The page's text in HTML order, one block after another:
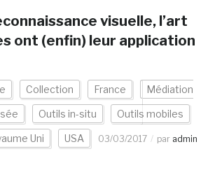
visuelle, l’art
ont (enfin) leur application
Collection France Médiation
Outils in-situ Outils mobiles
Uni USA 03/03/2017 par admin